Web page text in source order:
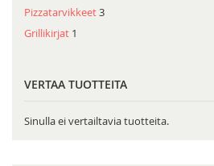
Pizzatarvikkeet3
Grillikirjat 1
VERTAA TUOTTEITA
Sinulla ei vertailtavia tuotteita.